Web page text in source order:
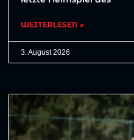
WEITERLESEN »
3. August 2026